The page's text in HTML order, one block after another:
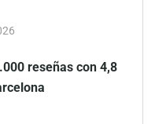
reseñas con 4,8